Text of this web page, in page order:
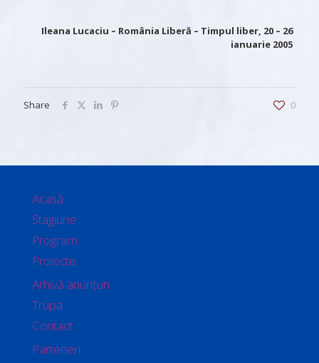
Ileana Lucaciu – România Liberă – Timpul liber, 20 – 26
ianuarie 2005
Share 0
Acasă
Stagiune
Program
Proiecte
Arhivă anunțuri
Trupa
Contact
Parteneri